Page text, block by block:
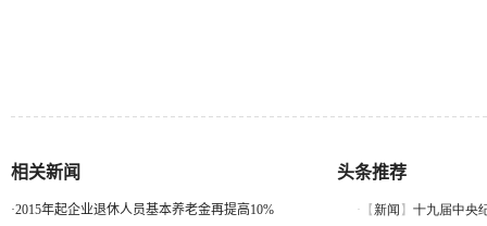
相关新闻
·2015年起企业退休人员基本养老金再提高10%
头条推荐